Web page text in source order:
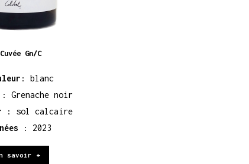
Cuvée Gn/C
: blanc
Grenache noir
: sol calcaire
: 2023
savoir +